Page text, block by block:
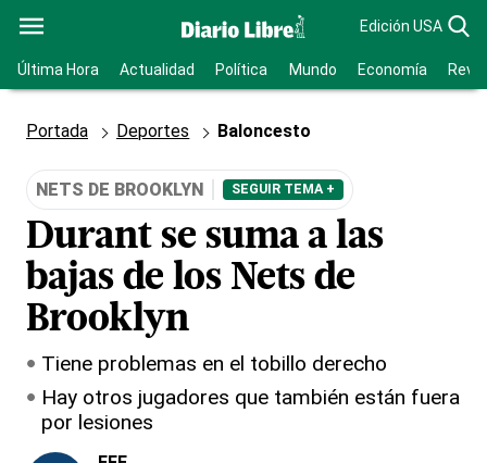
Edición USA
Última Hora Actualidad Política Mundo Economía
Portada Deportes Baloncesto
NETS DE BROOKLYN SEGUIR TEMA +
Durant se suma a las
bajas de los Nets de
Brooklyn
Tiene problemas en el tobillo derecho
Hay otros jugadores que también están fuera
por lesiones